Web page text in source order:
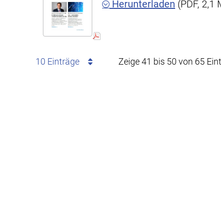
Herunterladen (PDF, 2,1
10 Einträge Zeige 41 bis 50 von 65